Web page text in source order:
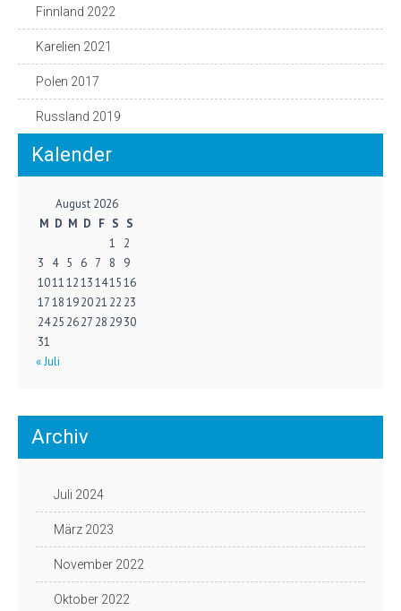
Finnland 2022
Karelien 2021
Polen 2017
Russland 2019
Kalender
August 2026
M D M D F S S
1
2
3
4 5 6 7 8
9
10111213141516
1718192021 22 23
2425 2627 28 2930
31
« Juli
Archiv
Juli 2024
März 2023
November 2022
Oktober 2022